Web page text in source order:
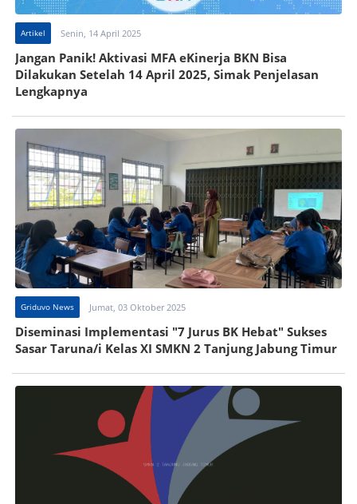
Artikel Senin, 14 April 2025
Jangan Panik! Aktivasi MFA eKinerja BKN Bisa
Dilakukan Setelah 14 April 2025, Simak Penjelasan
Lengkapnya
Griduvo News Jumat, 03 Oktober 2025
Diseminasi Implementasi "7 Jurus BK Hebat" Sukses
Sasar Taruna/i Kelas XI SMKN 2 Tanjung Jabung Timur